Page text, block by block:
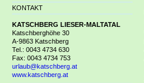
KONTAKT
KATSCHBERG LIESER-MALTATAL
Katschberghöhe 30
A-9863 Katschberg
Tel.: 0043 4734 630
Fax: 0043 4734 753
urlaub@katschberg.at
www.katschberg.at